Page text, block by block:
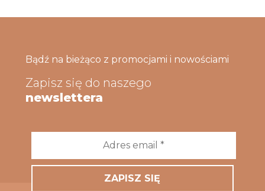
Bądź na bieżąco z promocjami i nowościami
Zapisz się do naszego
newslettera
*